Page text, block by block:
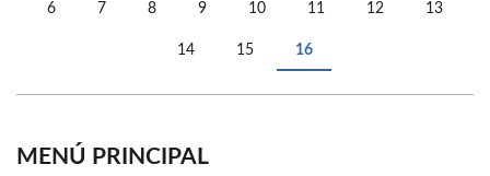
6 7 8 9 10 11 12 13
14 15 16
MENÚ PRINCIPAL